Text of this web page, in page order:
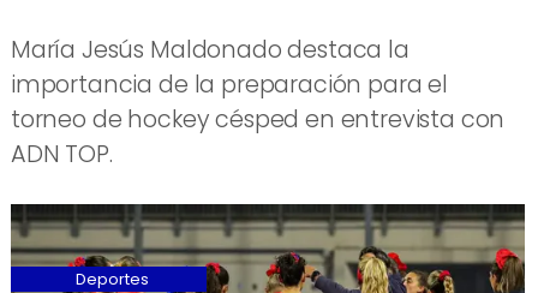
María Jesús Maldonado destaca la
importancia de la preparación para el
torneo de hockey césped en entrevista con
ADN TOP.
Deportes